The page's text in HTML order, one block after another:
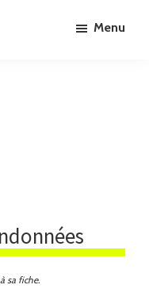
Menu
sa fiche.